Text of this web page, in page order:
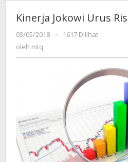
Kinerja Jokowi Urus
03/05/2018
oleh
-
1617 Dilihat
oleh mtq